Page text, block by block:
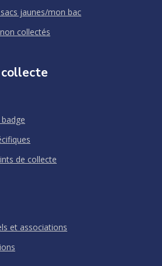
jaunes/mon bac
collectés
de collecte
et associations